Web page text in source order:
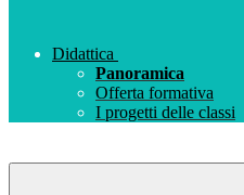
Didattica
Panoramica
Offerta formativa
I progetti delle classi